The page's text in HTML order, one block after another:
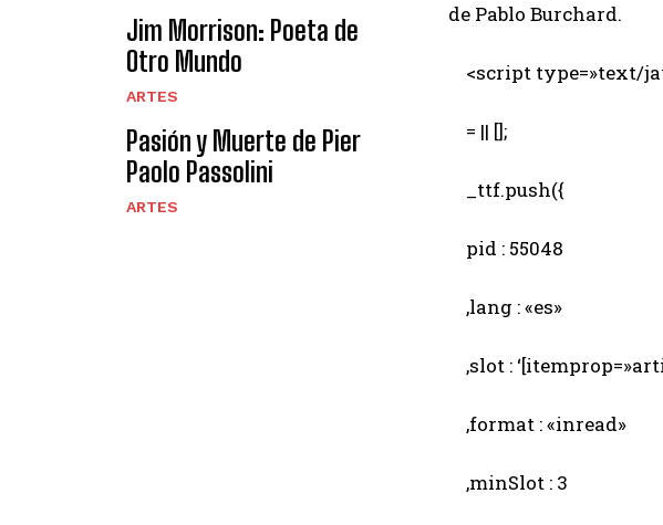
Jim Morrison: Poeta de
Otro Mundo
ARTES
Pasión y Muerte de Pier
Paolo Passolini
ARTES
de Pablo Burchard.
<script type=»text/
= || [];
_ttf.push({
pid : 55048
,lang : «es»
,slot :
,format : «inread»
,minSlot : 3